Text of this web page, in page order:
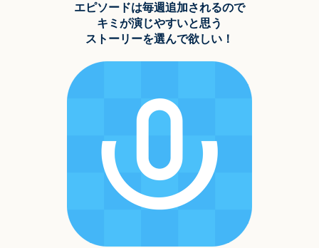
エピソードは毎週追加されるので
キミが演じやすいと思う
ストーリーを選んで欲しい！